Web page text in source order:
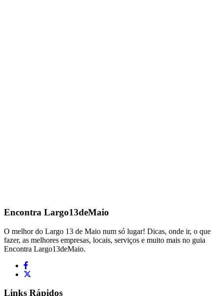
Encontra Largo13deMaio
O melhor do Largo 13 de Maio num só lugar! Dicas, onde ir, o que
fazer, as melhores empresas, locais, serviços e muito mais no guia
Encontra Largo13deMaio.
Links Rápidos